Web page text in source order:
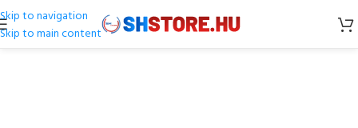
Skip to navigation
Skip to main content